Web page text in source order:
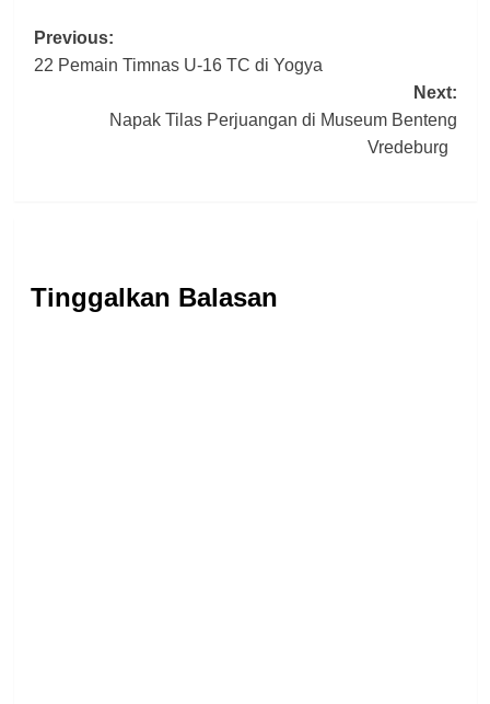
Post
navigation
Previous:
22 Pemain Timnas U-16 TC di Yogya
Next:
Napak Tilas Perjuangan di Museum Benteng
Vredeburg
Tinggalkan Balasan